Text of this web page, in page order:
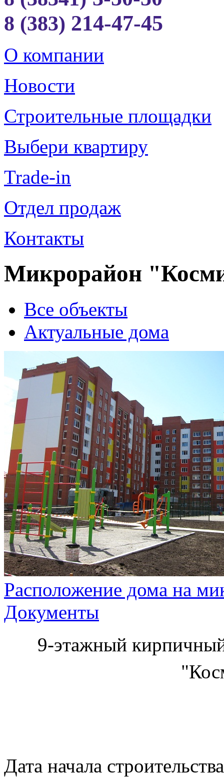
8 (383) 214-47-45
О компании
Новости
Строительные площадки
Выбери квартиру
Trade-in
Отдел продаж
Контакты
Микрорайон
Все объекты
Актуальные дома
Расположение дома на
Документы
9-этажный
Дата начала